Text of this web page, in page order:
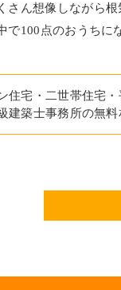
さん想像しながら
100点のおうちに
住宅・二世帯住宅
築士事務所の無料